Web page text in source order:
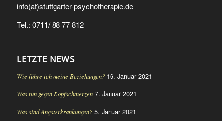
info(at)stuttgarter-psychotherapie.de
Tel.: 0711/ 88 77 812
LETZTE NEWS
Wie führe ich meine Beziehungen? 16. Januar 2021
Was tun gegen Kopfschmerzen 7. Januar 2021
Was sind Angsterkrankungen? 5. Januar 2021